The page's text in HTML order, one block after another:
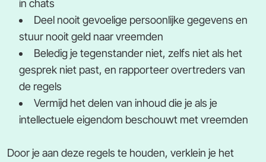
in chats
Deel nooit gevoelige persoonlijke gegevens en
stuur nooit geld naar vreemden
Beledig je tegenstander niet, zelfs niet als het
gesprek niet past, en rapporteer overtreders van
de regels
Vermijd het delen van inhoud die je als je
intellectuele eigendom beschouwt met vreemden
Door je aan deze regels te houden, verklein je het